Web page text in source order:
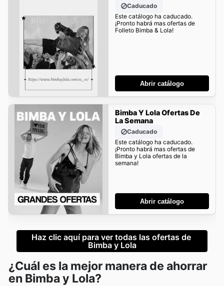
Caducado
Este catálogo ha caducado.
¡Pronto habrá mas ofertas de
Folleto Bimba & Lola!
Abrir catálogo
Bimba Y Lola Ofertas De
La Semana
Caducado
Este catálogo ha caducado.
¡Pronto habrá mas ofertas de
Bimba y Lola ofertas de la
semana!
Abrir catálogo
Haz clic aquí para ver todas las ofertas de
Bimba y Lola
¿Cuál es la mejor manera de ahorrar
en Bimba y Lola?